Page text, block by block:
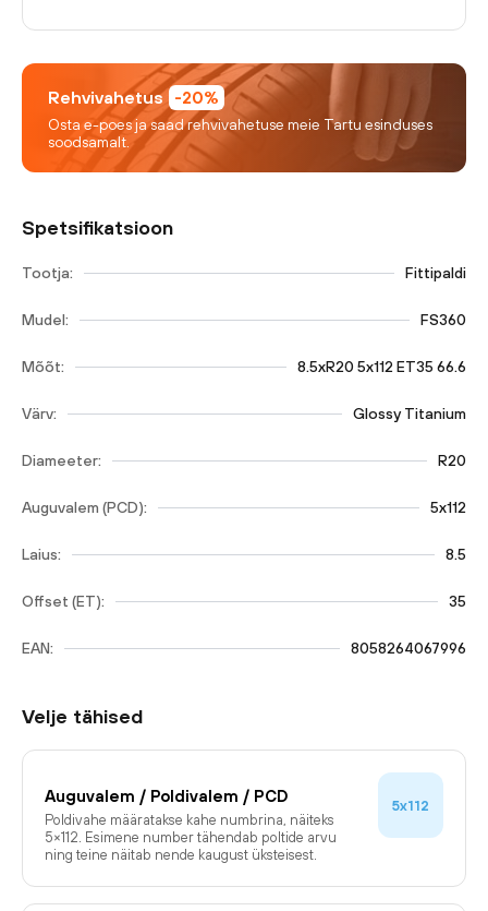
Rehvivahetus -20%
Osta e-poes ja saad rehvivahetuse meie Tartu esinduses
soodsamalt.
Spetsifikatsioon
Tootja: Fittipaldi
Mudel: FS360
Mõõt: 8.5xR20 5x112 ET35 66.6
Värv: Glossy Titanium
Diameeter: R20
Auguvalem (PCD): 5x112
Laius: 8.5
Offset (ET): 35
EAN: 8058264067996
Velje tähised
Auguvalem / Poldivalem / PCD
Poldivahe määratakse kahe numbrina, näiteks
5×112. Esimene number tähendab poltide arvu
ning teine näitab nende kaugust üksteisest.
5x112